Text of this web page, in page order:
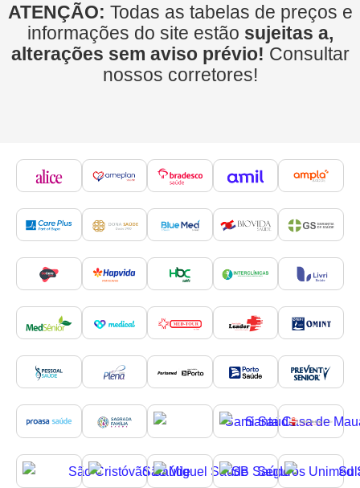
ATENÇÃO: Todas as tabelas de preços e
informações do site estão sujeitas a,
alterações sem aviso prévio! Consultar
nossos corretores!